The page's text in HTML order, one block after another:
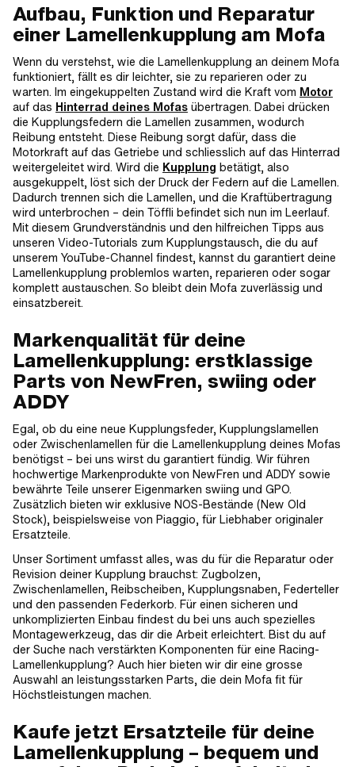
Aufbau, Funktion und Reparatur
einer Lamellenkupplung am Mofa
Wenn du verstehst, wie die Lamellenkupplung an deinem Mofa
funktioniert, fällt es dir leichter, sie zu reparieren oder zu
warten. Im eingekuppelten Zustand wird die Kraft vom Motor
auf das Hinterrad deines Mofas übertragen. Dabei drücken
die Kupplungsfedern die Lamellen zusammen, wodurch
Reibung entsteht. Diese Reibung sorgt dafür, dass die
Motorkraft auf das Getriebe und schliesslich auf das Hinterrad
weitergeleitet wird. Wird die Kupplung betätigt, also
ausgekuppelt, löst sich der Druck der Federn auf die Lamellen.
Dadurch trennen sich die Lamellen, und die Kraftübertragung
wird unterbrochen – dein Töffli befindet sich nun im Leerlauf.
Mit diesem Grundverständnis und den hilfreichen Tipps aus
unseren Video-Tutorials zum Kupplungstausch, die du auf
unserem YouTube-Channel findest, kannst du garantiert deine
Lamellenkupplung problemlos warten, reparieren oder sogar
komplett austauschen. So bleibt dein Mofa zuverlässig und
einsatzbereit.
Markenqualität für deine
Lamellenkupplung: erstklassige
Parts von NewFren, swiing oder
ADDY
Egal, ob du eine neue Kupplungsfeder, Kupplungslamellen
oder Zwischenlamellen für die Lamellenkupplung deines Mofas
benötigst – bei uns wirst du garantiert fündig. Wir führen
hochwertige Markenprodukte von NewFren und ADDY sowie
bewährte Teile unserer Eigenmarken swiing und GPO.
Zusätzlich bieten wir exklusive NOS-Bestände (New Old
Stock), beispielsweise von Piaggio, für Liebhaber originaler
Ersatzteile.
Unser Sortiment umfasst alles, was du für die Reparatur oder
Revision deiner Kupplung brauchst: Zugbolzen,
Zwischenlamellen, Reibscheiben, Kupplungsnaben, Federteller
und den passenden Federkorb. Für einen sicheren und
unkomplizierten Einbau findest du bei uns auch spezielles
Montagewerkzeug, das dir die Arbeit erleichtert. Bist du auf
der Suche nach verstärkten Komponenten für eine Racing-
Lamellenkupplung? Auch hier bieten wir dir eine grosse
Auswahl an leistungsstarken Parts, die dein Mofa fit für
Höchstleistungen machen.
Kaufe jetzt Ersatzteile für deine
Lamellenkupplung – bequem und